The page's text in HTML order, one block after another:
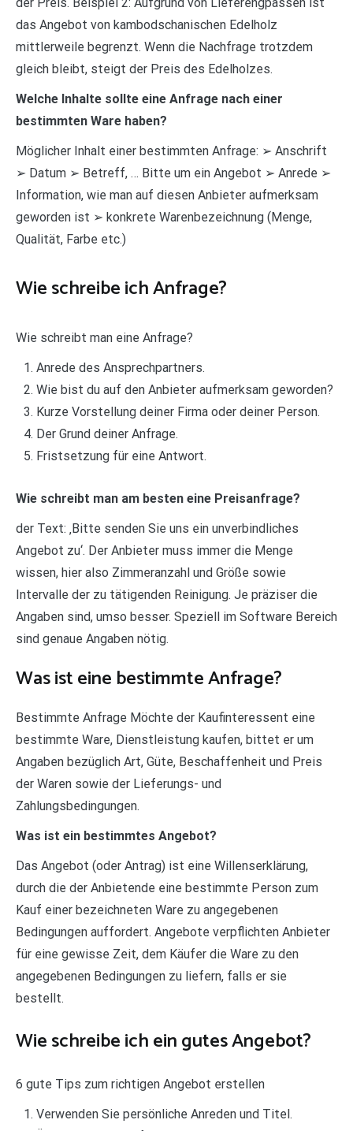
das Angebot von kambodschanischen Edelholz
mittlerweile begrenzt. Wenn die Nachfrage trotzdem
gleich bleibt, steigt der Preis des Edelholzes.
Welche Inhalte sollte eine Anfrage nach einer
bestimmten Ware haben?
Möglicher Inhalt einer bestimmten Anfrage: ➢ Anschrift
➢ Datum ➢ Betreff, … Bitte um ein Angebot ➢ Anrede ➢
Information, wie man auf diesen Anbieter aufmerksam
geworden ist ➢ konkrete Warenbezeichnung (Menge,
Qualität, Farbe etc.)
Wie schreibe ich Anfrage?
Wie schreibt man eine Anfrage?
Anrede des Ansprechpartners.
Wie bist du auf den Anbieter aufmerksam geworden?
Kurze Vorstellung deiner Firma oder deiner Person.
Der Grund deiner Anfrage.
Fristsetzung für eine Antwort.
Wie schreibt man am besten eine Preisanfrage?
der Text: ‚Bitte senden Sie uns ein unverbindliches
Angebot zu‘. Der Anbieter muss immer die Menge
wissen, hier also Zimmeranzahl und Größe sowie
Intervalle der zu tätigenden Reinigung. Je präziser die
Angaben sind, umso besser. Speziell im Software Bereich
sind genaue Angaben nötig.
Was ist eine bestimmte Anfrage?
Bestimmte Anfrage Möchte der Kaufinteressent eine
bestimmte Ware, Dienstleistung kaufen, bittet er um
Angaben bezüglich Art, Güte, Beschaffenheit und Preis
der Waren sowie der Lieferungs- und
Zahlungsbedingungen.
Was ist ein bestimmtes Angebot?
Das Angebot (oder Antrag) ist eine Willenserklärung,
durch die der Anbietende eine bestimmte Person zum
Kauf einer bezeichneten Ware zu angegebenen
Bedingungen auffordert. Angebote verpflichten Anbieter
für eine gewisse Zeit, dem Käufer die Ware zu den
angegebenen Bedingungen zu liefern, falls er sie
bestellt.
Wie schreibe ich ein gutes Angebot?
6 gute Tips zum richtigen Angebot erstellen
Verwenden Sie persönliche Anreden und Titel.